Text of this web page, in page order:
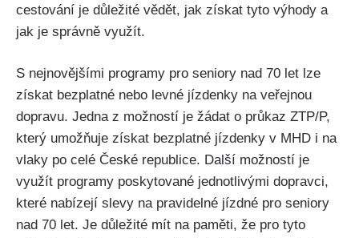
cestování je důležité vědět, jak získat tyto výhody a
jak je správně využít.
S nejnovějšími‌ programy pro seniory nad 70 let lze
získat bezplatné nebo‌ levné‍ jízdenky na veřejnou
dopravu. Jedna z možností ‍je žádat o ‌průkaz ZTP/P,
který umožňuje získat⁤ bezplatné jízdenky v MHD i na
⁣vlaky po celé‌ České republice. Další​ možností je
využít programy poskytované jednotlivými dopravci,
které nabízejí slevy ​na pravidelné​ jízdné pro ‍seniory
nad 70 let. ⁣Je ​důležité mít na‍ paměti, ​že pro‍ tyto